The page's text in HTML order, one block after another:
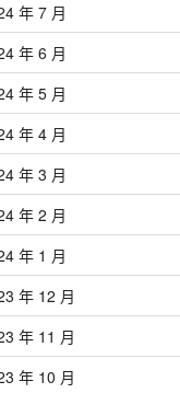
年 7 月
年 6 月
年 5 月
年 4 月
年 3 月
年 2 月
年 1 月
年 12 月
年 11 月
年 10 月